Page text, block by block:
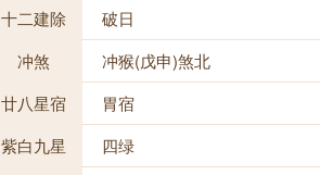
十二建除
破日
冲煞
冲猴(戊申)煞北
廿八星宿
胃宿
紫白九星
四绿